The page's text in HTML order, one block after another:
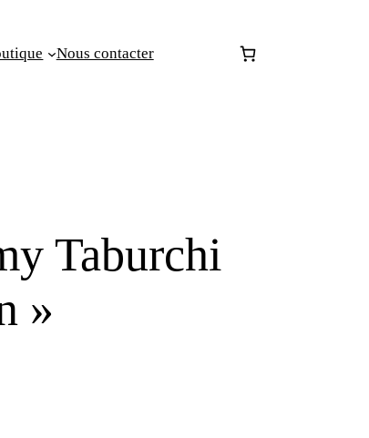
Nous contacter
Taburchi
»